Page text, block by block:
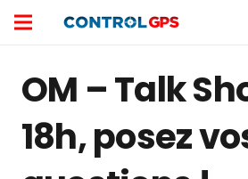
OM – Talk
18h, posez